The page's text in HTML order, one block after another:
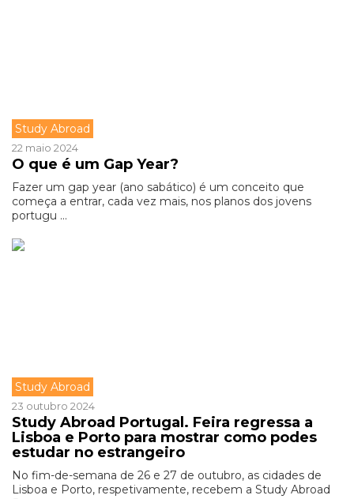
Study Abroad
22 maio 2024
O que é um Gap Year?
Fazer um gap year (ano sabático) é um conceito que
começa a entrar, cada vez mais, nos planos dos jovens
portugu ...
Study Abroad
23 outubro 2024
Study Abroad Portugal. Feira regressa a
Lisboa e Porto para mostrar como podes
estudar no estrangeiro
No fim-de-semana de 26 e 27 de outubro, as cidades de
Lisboa e Porto, respetivamente, recebem a Study Abroad